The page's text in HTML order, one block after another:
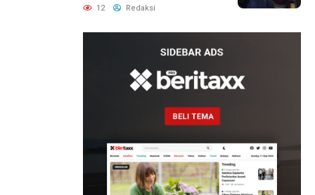
Pemanggilan Ulang BPR
12 Redaksi
1 hari lalu
Pemilik
Royal
Phone